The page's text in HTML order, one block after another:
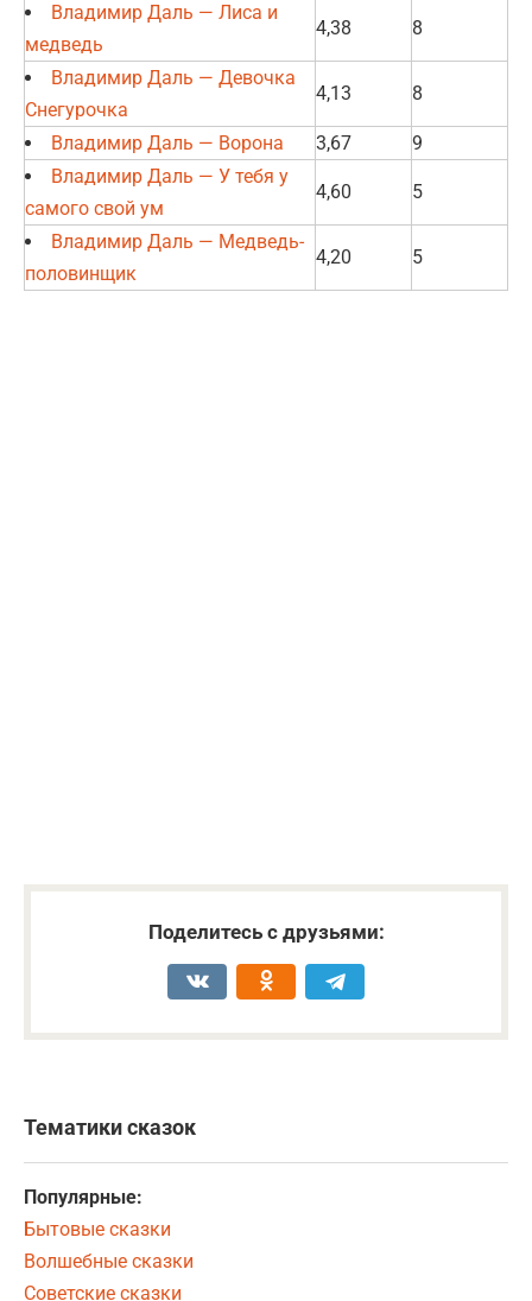
Владимир Даль — Лиса и
медведь
4,38 8
Владимир Даль — Девочка
Снегурочка
4,13 8
Владимир Даль — Ворона 3,67
9
Владимир Даль — У тебя у
самого свой ум
4,60 5
Владимир Даль — Медведь-
половинщик
4,20 5
Поделитесь с друзьями:
Тематики сказок
Популярные:
Бытовые сказки
Волшебные сказки
Советские сказки